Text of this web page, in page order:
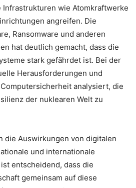
wie Atomkraftwerke
angreifen. Die
Ransomware und anderen
hat deutlich gemacht, dass die
stark gefährdet ist. Bei der
Herausforderungen und
analysiert, die
der nuklearen Welt zu
die Auswirkungen von digitalen
und internationale
entscheidend, dass die
gemeinsam auf diese